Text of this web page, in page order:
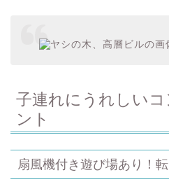
子連れにうれしい
ント
扇風機付き遊び場あり！